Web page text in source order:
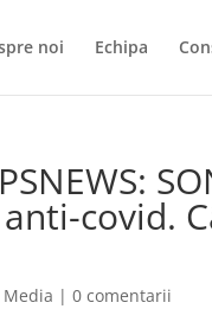
noi Echipa
covid.
Media |0 comentarii